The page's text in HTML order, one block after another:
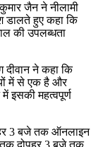
जैन ने नीलामी
डालते हुए कहा कि
की उपलब्धता
ने कहा कि
में से एक है और
इसकी महत्वपूर्ण
3 बजे तक ऑनलाइन
दोपहर 3 बजे तक